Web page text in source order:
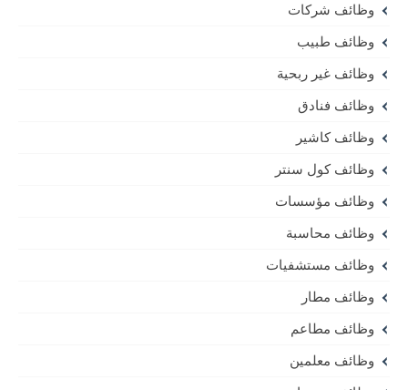
وظائف شركات
وظائف طبيب
وظائف غير ربحية
وظائف فنادق
وظائف كاشير
وظائف كول سنتر
وظائف مؤسسات
وظائف محاسبة
وظائف مستشفيات
وظائف مطار
وظائف مطاعم
وظائف معلمين